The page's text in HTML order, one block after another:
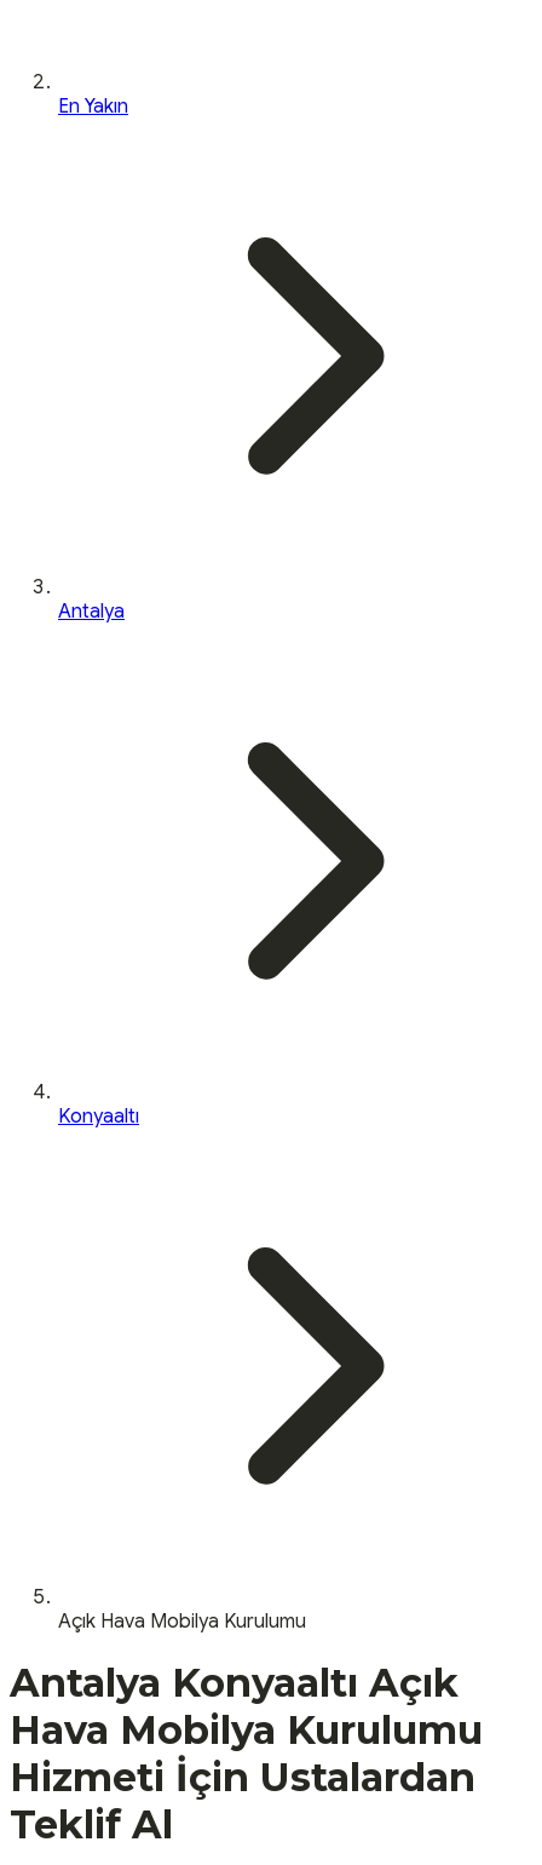
En Yakın
Antalya
Konyaaltı
Açık Hava Mobilya Kurulumu
Antalya Konyaaltı Açık
Hava Mobilya Kurulumu
Hizmeti İçin Ustalardan
Teklif Al